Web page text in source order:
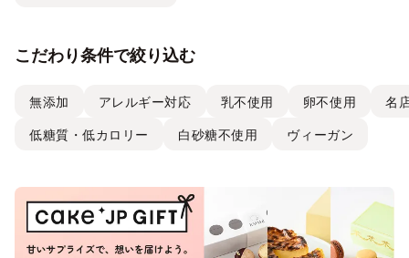
こだわり条件で絞り込む
無添加 アレルギー対応 乳不使用 卵不使用 名
低糖質・低カロリー 白砂糖不使用 ヴィーガン